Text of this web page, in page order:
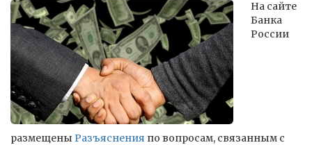
На сайте
Банка
России
размещены Разъяснения по вопросам, связанным с